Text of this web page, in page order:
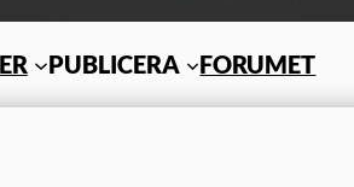
PUBLICERA FORUMET